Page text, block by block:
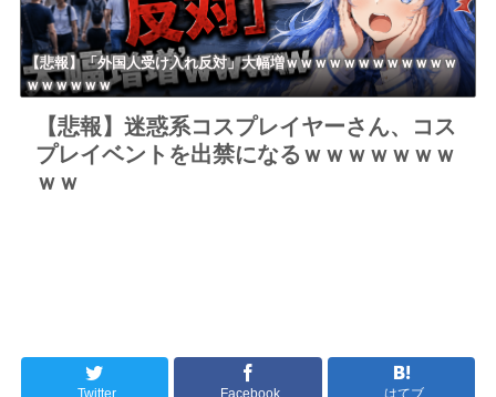
【悲報】「外国人受け入れ反対」大幅増ｗｗｗｗｗｗｗｗｗｗｗｗ
ｗｗｗｗｗｗ
【悲報】迷惑系コスプレイヤーさん、コス
プレイベントを出禁になるｗｗｗｗｗｗｗ
ｗｗ
Twitter Facebook はてブ